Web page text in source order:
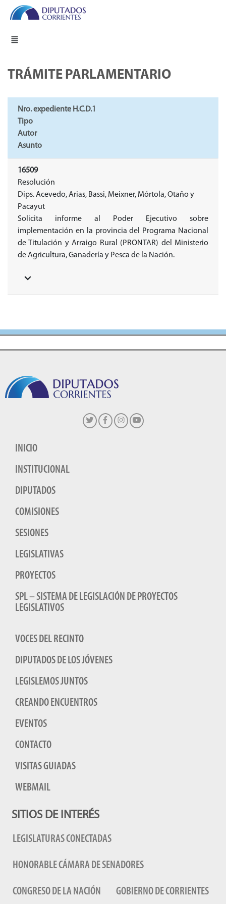
TRÁMITE PARLAMENTARIO
Nro. expediente H.C.D.1
Tipo
Autor
Asunto
16509
Resolución
Dips. Acevedo, Arias, Bassi, Meixner, Mórtola, Otaño y
Pacayut
Solicita informe al Poder Ejecutivo sobre
implementación en la provincia del Programa Nacional
de Titulación y Arraigo Rural (PRONTAR) del Ministerio
de Agricultura, Ganadería y Pesca de la Nación.
INICIO
INSTITUCIONAL
DIPUTADOS
COMISIONES
SESIONES
LEGISLATIVAS
PROYECTOS
SPL – SISTEMA DE LEGISLACIÓN DE PROYECTOS
LEGISLATIVOS
VOCES DEL RECINTO
DIPUTADOS DE LOS JÓVENES
LEGISLEMOS JUNTOS
CREANDO ENCUENTROS
EVENTOS
CONTACTO
VISITAS GUIADAS
WEBMAIL
SITIOS DE INTERÉS
LEGISLATURAS CONECTADAS
HONORABLE CÁMARA DE SENADORES
CONGRESO DE LA NACIÓN GOBIERNO DE CORRIENTES